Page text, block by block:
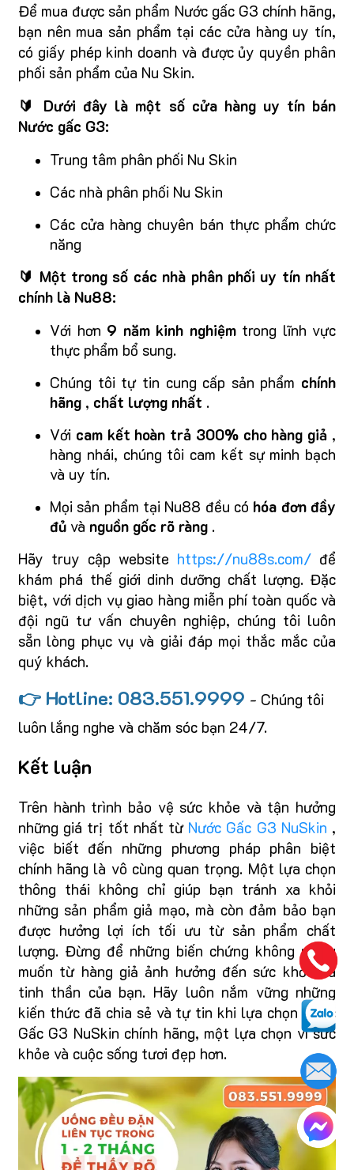
Để mua được sản phẩm Nước gấc G3 chính hãng,
bạn nên mua sản phẩm tại các cửa hàng uy tín,
có giấy phép kinh doanh và được ủy quyền phân
phối sản phẩm của Nu Skin.
🔰 Dưới đây là một số cửa hàng uy tín bán
Nước gấc G3:
Trung tâm phân phối Nu Skin
Các nhà phân phối Nu Skin
Các cửa hàng chuyên bán thực phẩm chức
năng
🔰 Một trong số các nhà phân phối uy tín nhất
chính là Nu88:
Với hơn 9 năm kinh nghiệm trong lĩnh vực
thực phẩm bổ sung.
Chúng tôi tự tin cung cấp sản phẩm chính
hãng , chất lượng nhất .
Với cam kết hoàn trả 300% cho hàng giả ,
hàng nhái, chúng tôi cam kết sự minh bạch
và uy tín.
Mọi sản phẩm tại Nu88 đều có hóa đơn đầy
đủ và nguồn gốc rõ ràng .
Hãy truy cập website https://nu88s.com/ để
khám phá thế giới dinh dưỡng chất lượng. Đặc
biệt, với dịch vụ giao hàng miễn phí toàn quốc và
đội ngũ tư vấn chuyên nghiệp, chúng tôi luôn
sẵn lòng phục vụ và giải đáp mọi thắc mắc của
quý khách.
👉 Hotline: 083.551.9999 - Chúng tôi
luôn lắng nghe và chăm sóc bạn 24/7.
Kết luận
Trên hành trình bảo vệ sức khỏe và tận hưởng
những giá trị tốt nhất từ Nước Gấc G3 NuSkin ,
việc biết đến những phương pháp phân biệt
chính hãng là vô cùng quan trọng. Một lựa chọn
thông thái không chỉ giúp bạn tránh xa khỏi
những sản phẩm giả mạo, mà còn đảm bảo bạn
được hưởng lợi ích tối ưu từ sản phẩm chất
lượng. Đừng để những biến chứng không mong
muốn từ hàng giả ảnh hưởng đến sức khỏe và
tinh thần của bạn. Hãy luôn nắm vững những
kiến thức đã chia sẻ và tự tin khi lựa chọn Nước
Gấc G3 NuSkin chính hãng, một lựa chọn vì sức
khỏe và cuộc sống tươi đẹp hơn.